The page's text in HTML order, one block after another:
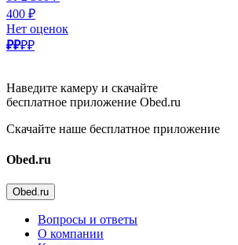
400 ₽
Нет оценок
₽₽₽₽
Наведите камеру и скачайте
бесплатное приложение Obed.ru
Скачайте наше бесплатное приложение
Obed.ru
Obed.ru
Вопросы и ответы
О компании